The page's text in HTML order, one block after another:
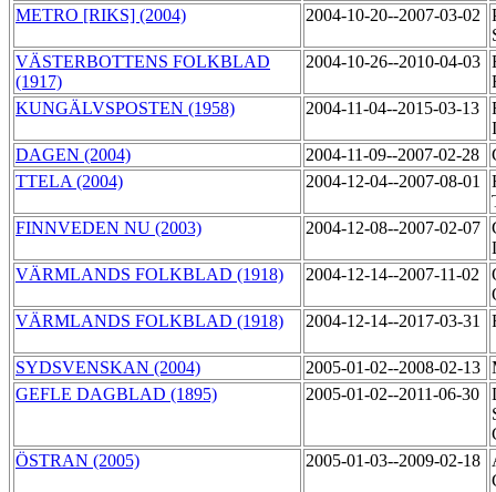
METRO [RIKS] (2004)
2004-10-20--2007-03-02
VÄSTERBOTTENS FOLKBLAD
(1917)
2004-10-26--2010-04-03
KUNGÄLVSPOSTEN (1958)
2004-11-04--2015-03-13
DAGEN (2004)
2004-11-09--2007-02-28
TTELA (2004)
2004-12-04--2007-08-01
FINNVEDEN NU (2003)
2004-12-08--2007-02-07
VÄRMLANDS FOLKBLAD (1918)
2004-12-14--2007-11-02
VÄRMLANDS FOLKBLAD (1918)
2004-12-14--2017-03-31
SYDSVENSKAN (2004) 2005-01-02--2008-02-13
GEFLE DAGBLAD (1895)
2005-01-02--2011-06-30
ÖSTRAN (2005)
2005-01-03--2009-02-18